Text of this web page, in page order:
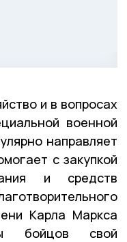
и в вопросах
военной
направляет
с закупкой
и средств
Карла Маркса
бойцов свой